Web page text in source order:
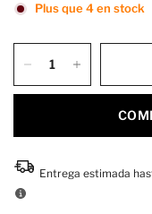
Plus que 4 en stock